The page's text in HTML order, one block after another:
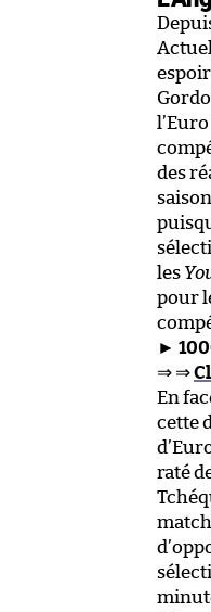
des
les
pour
►
⇒ ⇒
En
cette
raté